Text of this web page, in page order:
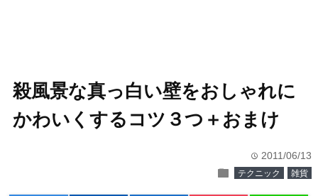
殺風景な真っ白い壁をおしゃれに
かわいくするコツ３つ＋おまけ
time 2011/06/13
folder テクニック 雑貨